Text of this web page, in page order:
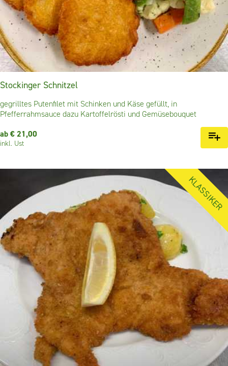
Stockinger Schnitzel
gegrilltes Putenfilet mit Schinken und Käse gefüllt, in
Pfefferrahmsauce dazu Kartoffelrösti und Gemüsebouquet
ab € 21,00
inkl. Ust
KLASSIKER